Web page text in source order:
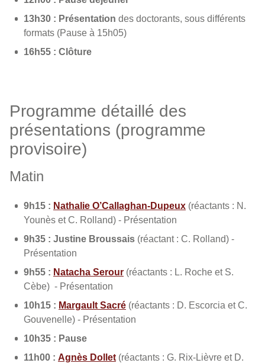
13h30 : Présentation des doctorants, sous différents
formats (Pause à 15h05)
16h55 : Clôture
Programme détaillé des
présentations (programme
provisoire)
Matin
9h15 : Nathalie O’Callaghan-Dupeux (réactants : N.
Younès et C. Rolland) - Présentation
9h35 : Justine Broussais (réactant : C. Rolland) -
Présentation
9h55 : Natacha Serour (réactants : L. Roche et S.
Cèbe) - Présentation
10h15 : Margault Sacré (réactants : D. Escorcia et C.
Gouvenelle) - Présentation
10h35 : Pause
11h00 : Agnès Dollet (réactants : G. Rix-Lièvre et D.